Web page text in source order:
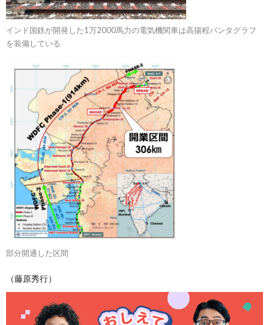
インド国鉄が開発した1万2000馬力の電気機関車は高揚程パンタグラフ
を装備している
部分開通した区間
（藤原秀行）